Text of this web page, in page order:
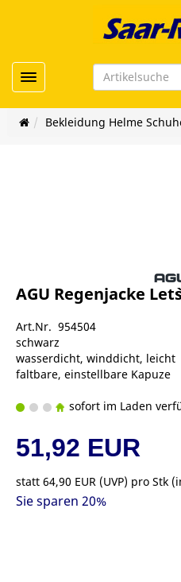
Toggle navigation
Bekleidung Helme
AGU Regenjacke
Art.Nr. 954504
schwarz
wasserdicht, winddicht, leicht
faltbare, einstellbare Kapuze
sofort im Laden
51,92 EUR
statt 64,90 EUR (UVP) pro Stk
Sie sparen 20%